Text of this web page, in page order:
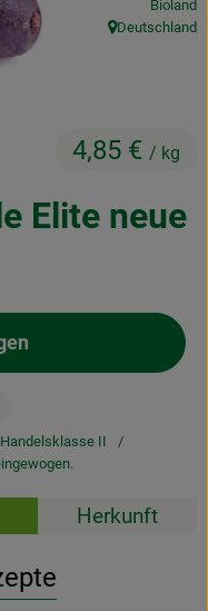
Elite neue
4,85 € / kg
Bioland
, Herkunft:
Deutschland
zum Warenkorb
Handelsklasse II
Herkunft